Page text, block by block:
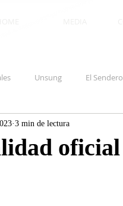
Unsung El Sendero
oficial
3 min de lectura